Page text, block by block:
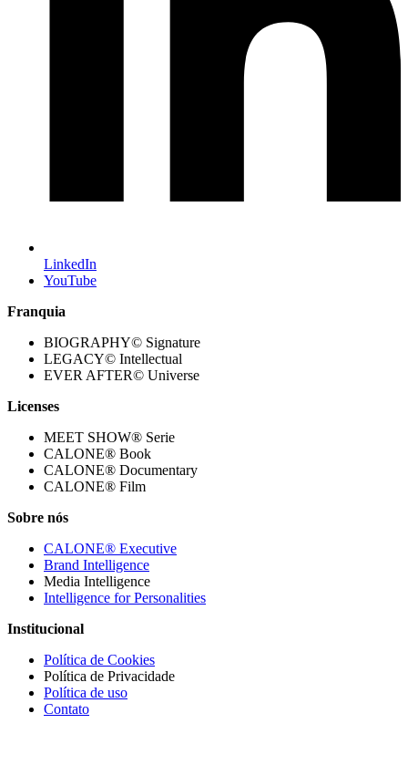
LinkedIn
YouTube
Franquia
BIOGRAPHY© Signature
LEGACY© Intellectual
EVER AFTER© Universe
Licenses
MEET SHOW® Serie
CALONE® Book
CALONE® Documentary
CALONE® Film
Sobre nós
CALONE® Executive
Brand Intelligence
Media Intelligence
Intelligence for Personalities
Institucional
Política de Cookies
Política de Privacidade
Política de uso
Contato